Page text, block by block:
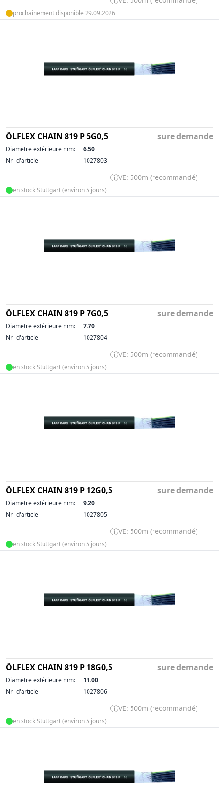
prochainement disponible 29.09.2026
ÖLFLEX CHAIN 819 P 5G0,5 sure demande
Diamètre extérieure mm:
6.50
Nr- d'article
1027803
VE: 500m (recommandé)
en stock Stuttgart (environ 5 jours)
ÖLFLEX CHAIN 819 P 7G0,5 sure demande
Diamètre extérieure mm:
7.70
Nr- d'article
1027804
VE: 500m (recommandé)
en stock Stuttgart (environ 5 jours)
ÖLFLEX CHAIN 819 P 12G0,5 sure demande
Diamètre extérieure mm:
9.20
Nr- d'article
1027805
VE: 500m (recommandé)
en stock Stuttgart (environ 5 jours)
ÖLFLEX CHAIN 819 P 18G0,5 sure demande
Diamètre extérieure mm:
11.00
Nr- d'article
1027806
VE: 500m (recommandé)
en stock Stuttgart (environ 5 jours)